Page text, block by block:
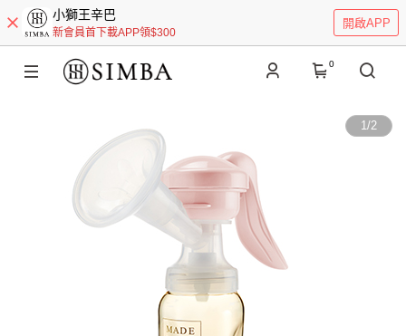
小獅王辛巴
新會員首下載APP領$300
開啟APP
0
1/2